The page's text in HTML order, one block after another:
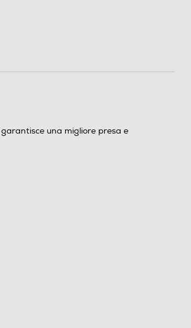
una migliore presa e